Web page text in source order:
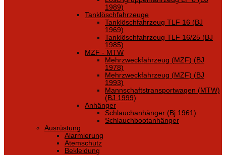
1989)
Tanklöschfahrzeuge
Tanklöschfahrzeug TLF 16 (BJ
1969)
Tanklöschfahrzeug TLF 16/25 (BJ
1985)
MZF - MTW
Mehrzweckfahrzeug (MZF) (BJ
1978)
Mehrzweckfahrzeug (MZF) (BJ
1993)
Mannschaftstransportwagen (MTW)
(BJ 1999)
Anhänger
Schlauchanhänger (Bj 1961)
Schlauchbootanhänger
Ausrüstung
Alarmierung
Atemschutz
Bekleidung